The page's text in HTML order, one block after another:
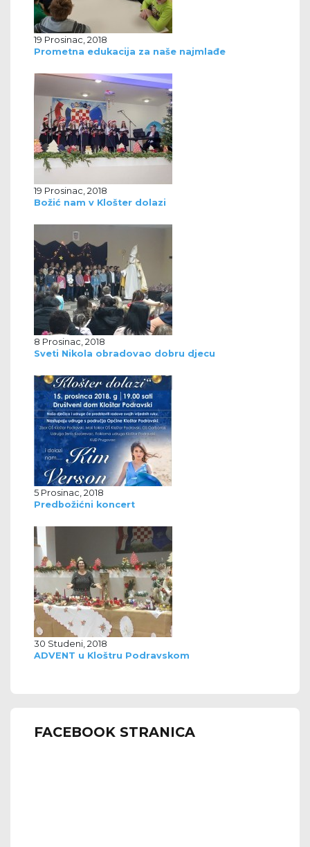
19 Prosinac, 2018
Prometna edukacija za naše najmlađe
19 Prosinac, 2018
Božić nam v Klošter dolazi
8 Prosinac, 2018
Sveti Nikola obradovao dobru djecu
5 Prosinac, 2018
Predbožićni koncert
30 Studeni, 2018
ADVENT u Kloštru Podravskom
FACEBOOK STRANICA